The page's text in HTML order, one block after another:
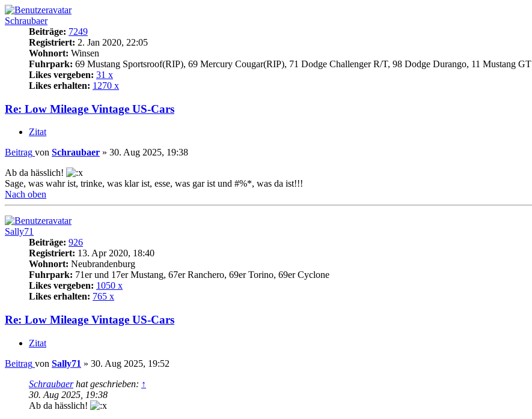
Schraubaer
Beiträge: 7249
Registriert: 2. Jan 2020, 22:05
Wohnort: Winsen
Fuhrpark: 69 Mustang Sportsroof(RIP), 69 Mercury Cougar(RIP), 71 Dodge Challenger R/T, 98 Dodge Durango, 11 Mustang GT
Likes vergeben: 31 x
Likes erhalten: 1270 x
Re: Low Mileage Vintage US-Cars
Zitat
Beitrag von Schraubaer » 30. Aug 2025, 19:38
Ab da hässlich!
Sage, was wahr ist, trinke, was klar ist, esse, was gar ist und #%*, was da ist!!!
Nach oben
Sally71
Beiträge: 926
Registriert: 13. Apr 2020, 18:40
Wohnort: Neubrandenburg
Fuhrpark: 71er und 17er Mustang, 67er Ranchero, 69er Torino, 69er Cyclone
Likes vergeben: 1050 x
Likes erhalten: 765 x
Re: Low Mileage Vintage US-Cars
Zitat
Beitrag von Sally71 » 30. Aug 2025, 19:52
Schraubaerhat geschrieben: ↑
30. Aug 2025, 19:38
Ab da hässlich!